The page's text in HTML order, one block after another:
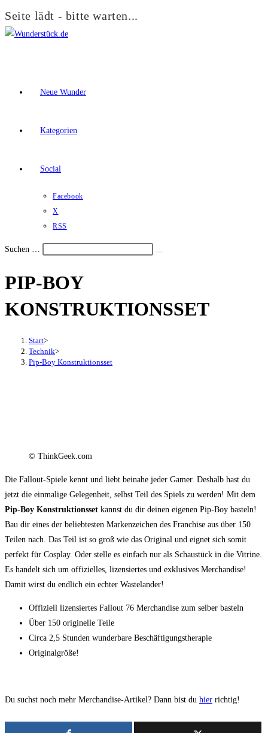
Seite lädt - bitte warten...
Zum
Neue Wunder
Kategorien
Social
Facebook
X
RSS
Suchen …
den
um,
Menü
PIP-BOY
KONSTRUKTIONSSET
Start>
Technik>
Pip-Boy Konstruktionsset
© ThinkGeek.com
Die Fallout-Spiele kennt und liebt beinahe jeder Gamer. Deshalb hast du
jetzt die einmalige Gelegenheit, selbst Teil des Spiels zu werden! Mit dem
Pip-Boy Konstruktionsset kannst du dir deinen eigenen Pip-Boy basteln!
Bau dir eines der beliebtesten Markenzeichen des Franchise aus über 150
Teilen nach. Das Teil ist so groß wie das Original und eignet sich somit
perfekt für Cosplay. Oder stelle es einfach nur als Schaustück in die Vitrine.
Es handelt sich um offizielles, lizensiertes und exklusives Merchandise!
Damit wirst du endlich ein echter Wastelander!
Offiziell lizensiertes Fallout 76 Merchandise zum selber basteln
Über 150 originelle Teile
Circa 2,5 Stunden wunderbare Beschäftigungstherapie
Originalgröße!
Du suchst noch mehr Merchandise-Artikel? Dann bist du hier richtig!